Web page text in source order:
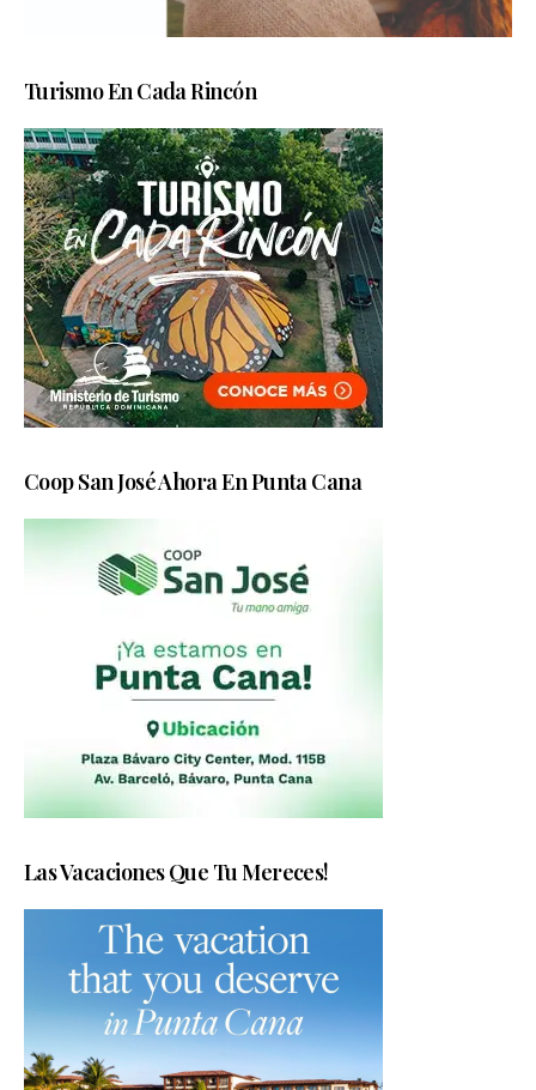
Turismo En Cada Rincón
Coop San José Ahora En Punta Cana
Las Vacaciones Que Tu Mereces!